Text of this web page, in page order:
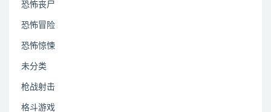
恐怖丧尸
恐怖冒险
恐怖惊悚
未分类
枪战射击
格斗游戏